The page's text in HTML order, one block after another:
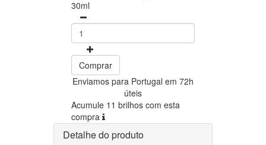
30ml
Comprar
Enviamos para Portugal em 72h
úteis
Acumule 11 brilhos com esta
compra
Detalhe do produto